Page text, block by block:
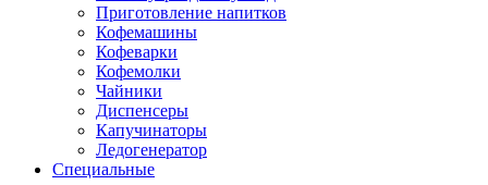
Приготовление напитков
Кофемашины
Кофеварки
Кофемолки
Чайники
Диспенсеры
Капучинаторы
Ледогенератор
Специальные